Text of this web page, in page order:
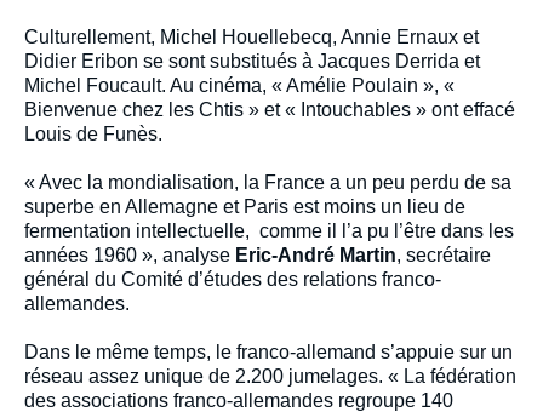
Culturellement, Michel Houellebecq, Annie Ernaux et
Didier Eribon se sont substitués à Jacques Derrida et
Michel Foucault. Au cinéma, « Amélie Poulain », «
Bienvenue chez les Chtis » et « Intouchables » ont effacé
Louis de Funès.
« Avec la mondialisation, la France a un peu perdu de sa
superbe en Allemagne et Paris est moins un lieu de
fermentation intellectuelle, comme il l’a pu l’être dans les
années 1960 », analyse Eric-André Martin, secrétaire
général du Comité d’études des relations franco-
allemandes.
Dans le même temps, le franco-allemand s’appuie sur un
réseau assez unique de 2.200 jumelages. « La fédération
des associations franco-allemandes regroupe 140